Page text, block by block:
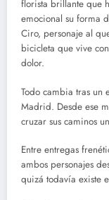
florista brillante que
emocional su forma
Ciro, personaje al
bicicleta que vive
dolor.
Todo cambia tras un
Madrid. Desde ese
cruzar sus caminos
Entre entregas
ambos personajes
quizá todavía existe